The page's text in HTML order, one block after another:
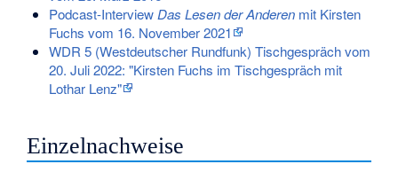
Podcast-Interview Das Lesen der Anderenmit Kirsten
Fuchs vom 16. November 2021
WDR 5 (Westdeutscher Rundfunk) Tischgespräch vom
20. Juli 2022: "Kirsten Fuchs im Tischgespräch mit
Lothar Lenz"
Einzelnachweise